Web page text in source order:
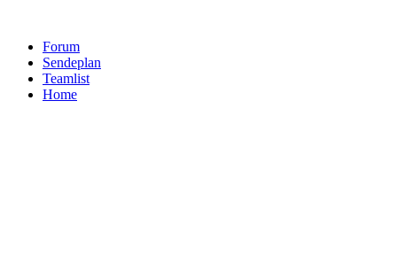
Forum
Sendeplan
Teamlist
Home